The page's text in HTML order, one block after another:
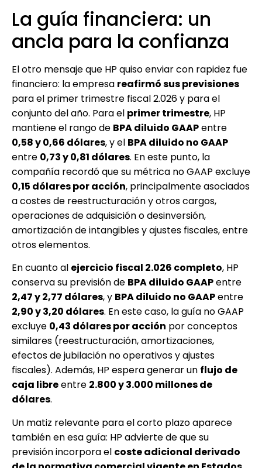
La guía financiera: un
ancla para la confianza
El otro mensaje que HP quiso enviar con rapidez fue
financiero: la empresa reafirmó sus previsiones
para el primer trimestre fiscal 2.026 y para el
conjunto del año. Para el primer trimestre, HP
mantiene el rango de BPA diluido GAAPentre
0,58 y 0,66 dólares, y el BPA diluido no GAAP
entre 0,73 y 0,81 dólares. En este punto, la
compañía recordó que su métrica no GAAP excluye
0,15 dólares por acción, principalmente asociados
a costes de reestructuración y otros cargos,
operaciones de adquisición o desinversión,
amortización de intangibles y ajustes fiscales, entre
otros elementos.
En cuanto al ejercicio fiscal 2.026 completo, HP
conserva su previsión de BPA diluido GAAPentre
2,47 y 2,77 dólares, y BPA diluido no GAAPentre
2,90 y 3,20 dólares. En este caso, la guía no GAAP
excluye 0,43 dólares por acción por conceptos
similares (reestructuración, amortizaciones,
efectos de jubilación no operativos y ajustes
fiscales). Además, HP espera generar un flujo de
caja libreentre 2.800 y 3.000 millones de
dólares.
Un matiz relevante para el corto plazo aparece
también en esa guía: HP advierte de que su
previsión incorpora el coste adicional derivado